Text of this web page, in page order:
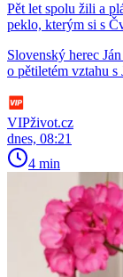
Pět let spolu žili a
peklo, kterým si s
Slovenský herec
o pětiletém vztahu
VIPživot.cz
dnes, 08:21
4 min